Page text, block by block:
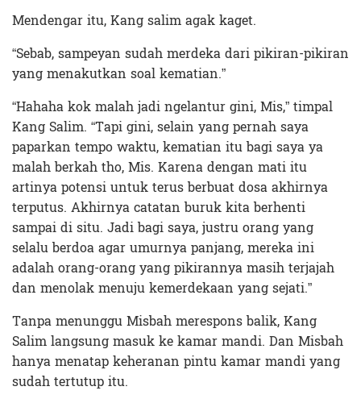
Mendengar itu, Kang salim agak kaget.
“Sebab, sampeyan sudah merdeka dari pikiran-pikiran
yang menakutkan soal kematian.”
“Hahaha kok malah jadi ngelantur gini, Mis,” timpal
Kang Salim. “Tapi gini, selain yang pernah saya
paparkan tempo waktu, kematian itu bagi saya ya
malah berkah tho, Mis. Karena dengan mati itu
artinya potensi untuk terus berbuat dosa akhirnya
terputus. Akhirnya catatan buruk kita berhenti
sampai di situ. Jadi bagi saya, justru orang yang
selalu berdoa agar umurnya panjang, mereka ini
adalah orang-orang yang pikirannya masih terjajah
dan menolak menuju kemerdekaan yang sejati.”
Tanpa menunggu Misbah merespons balik, Kang
Salim langsung masuk ke kamar mandi. Dan Misbah
hanya menatap keheranan pintu kamar mandi yang
sudah tertutup itu.